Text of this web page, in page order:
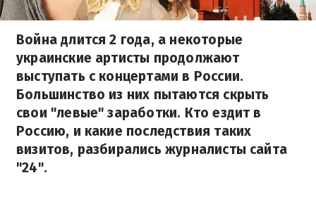
Война длится 2 года, а некоторые
украинские артисты продолжают
выступать с концертами в России.
Большинство из них пытаются скрыть
свои "левые" заработки. Кто ездит в
Россию, и какие последствия таких
визитов, разбирались журналисты сайта
"24".